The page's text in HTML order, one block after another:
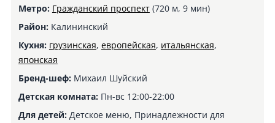
Метро: Гражданский проспект(720 м, 9 мин)
Район:Калининский
Кухня: грузинская, европейская, итальянская,
японская
Бренд-шеф:Михаил Шуйский
Детская комната:Пн-вс 12:00-22:00
Для детей:Детское меню, Принадлежности для